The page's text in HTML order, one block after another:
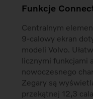
Funkcje
Centralnym
9-calowy ekran
modeli Volvo.
licznymi funkcjami
nowoczesnego
Zegary są
przekątnej 12,3